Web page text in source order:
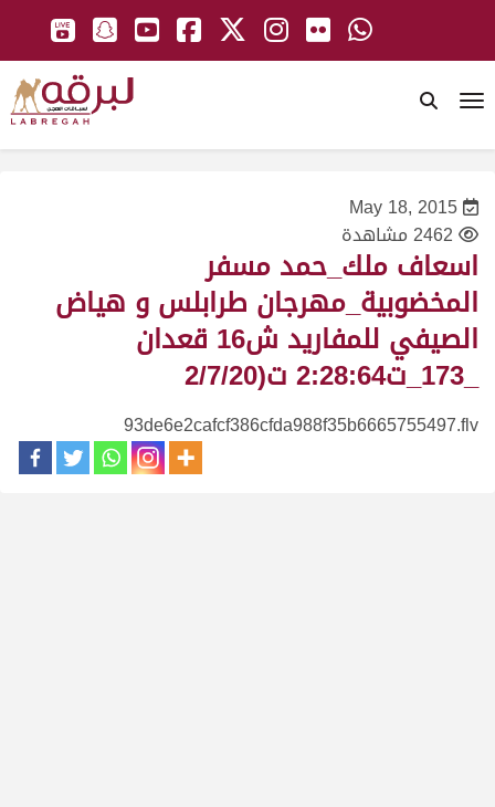
May 18, 2015
2462 مشاهدة
اسعاف ملك_حمد مسفر
المخضوبية_مهرجان طرابلس و هياض
الصيفي للمفاريد ش16 قعدان
_173_ت2:28:64 ت(2/7/20
93de6e2cafcf386cfda988f35b6665755497.flv